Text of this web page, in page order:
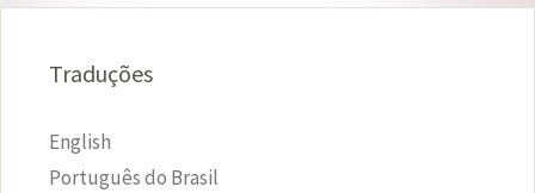
Traduções
English
Português do Brasil